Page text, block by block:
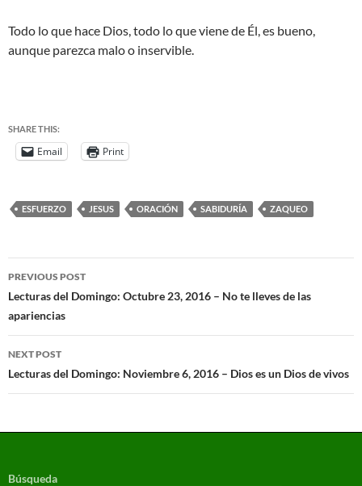
Todo lo que hace Dios, todo lo que viene de Él, es bueno,
aunque parezca malo o inservible.
SHARE THIS:
Email Print
ESFUERZO JESUS ORACIÓN SABIDURÍA ZAQUEO
PREVIOUS POST
Lecturas del Domingo: Octubre 23, 2016 – No te lleves de las
apariencias
NEXT POST
Lecturas del Domingo: Noviembre 6, 2016 – Dios es un Dios de vivos
Búsqueda